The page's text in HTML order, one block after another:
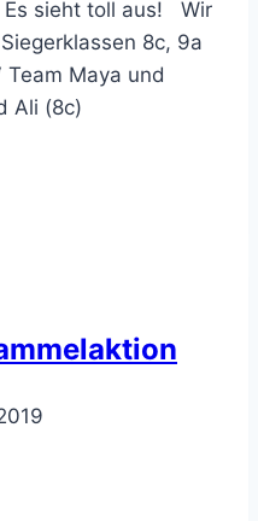
Es sieht toll aus! Wir
8c, 9a
Maya und
Ali (8c)